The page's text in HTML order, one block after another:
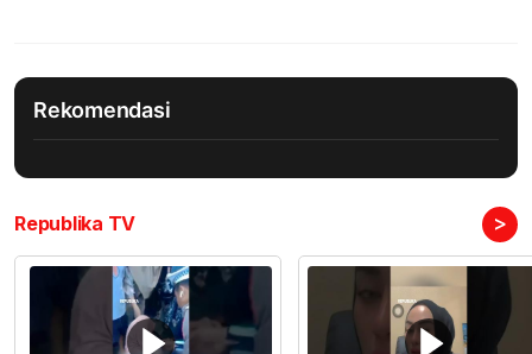
Rekomendasi
Republika TV >